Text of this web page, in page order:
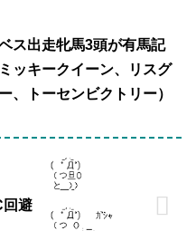
ス出走牝馬3頭が有馬記
ッキークイーン、リスグ
、トーセンビクトリー）
回避